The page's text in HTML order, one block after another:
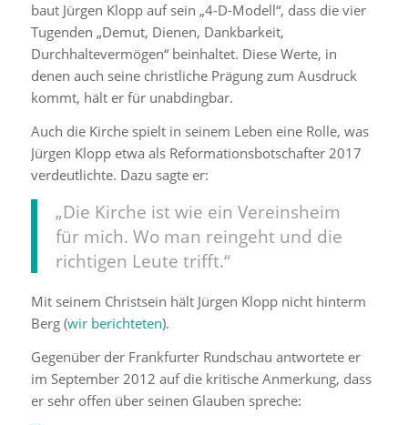
baut Jürgen Klopp auf sein „4-D-Modell“, dass die vier
Tugenden „Demut, Dienen, Dankbarkeit,
Durchhaltevermögen“ beinhaltet. Diese Werte, in
denen auch seine christliche Prägung zum Ausdruck
kommt, hält er für unabdingbar.
Auch die Kirche spielt in seinem Leben eine Rolle, was
Jürgen Klopp etwa als Reformationsbotschafter 2017
verdeutlichte. Dazu sagte er:
„Die Kirche ist wie ein Vereinsheim
für mich. Wo man reingeht und die
richtigen Leute trifft.“
Mit seinem Christsein hält Jürgen Klopp nicht hinterm
Berg (wir berichteten).
Gegenüber der Frankfurter Rundschau antwortete er
im September 2012 auf die kritische Anmerkung, dass
er sehr offen über seinen Glauben spreche: